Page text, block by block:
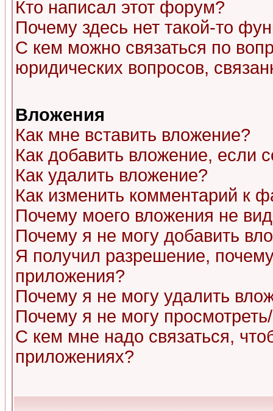
Кто написал этот форум?
Почему здесь нет такой-то
С кем можно связаться по
юридических вопросов,
Вложения
Как мне вставить вложение?
Как добавить вложение, если
Как удалить вложение?
Как изменить комментарий к
Почему моего вложения не
Почему я не могу добавить
Я получил разрешение,
приложения?
Почему я не могу удалить
Почему я не могу
С кем мне надо связаться,
приложениях?